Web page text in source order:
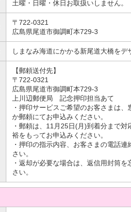
土曜・日曜・休日お取扱いしません。
〒722-0321
広島県尾道市御調町本729-3
しまなみ海道にかかる新尾道大橋をデ
【郵頼送付先】
〒722-0321
広島県尾道市御調町本729-3
上川辺郵便局 記念押印担当あて
・押印サービスご希望のお客さまは
か郵頼にてお申込みください。
・郵頼は、11月25日(月)到着分まで
裕をもってお申込みください。
・押印の指示内容、お客さまの電話
さい。
・返却が必要な場合は、返信用封筒
さい。